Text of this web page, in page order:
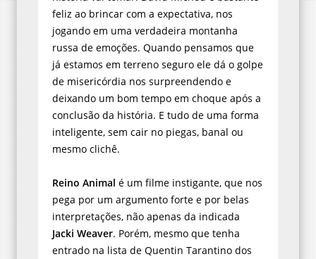
feliz ao brincar com a expectativa, nos
jogando em uma verdadeira montanha
russa de emoções. Quando pensamos que
já estamos em terreno seguro ele dá o golpe
de misericórdia nos surpreendendo e
deixando um bom tempo em choque após a
conclusão da história. E tudo de uma forma
inteligente, sem cair no piegas, banal ou
mesmo clichê.
Reino Animal é um filme instigante, que nos
pega por um argumento forte e por belas
interpretações, não apenas da indicada
Jacki Weaver. Porém, mesmo que tenha
entrado na lista de Quentin Tarantino dos